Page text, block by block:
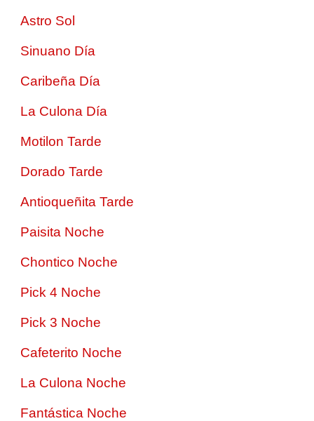
Astro Sol
Sinuano Día
Caribeña Día
La Culona Día
Motilon Tarde
Dorado Tarde
Antioqueñita Tarde
Paisita Noche
Chontico Noche
Pick 4 Noche
Pick 3 Noche
Cafeterito Noche
La Culona Noche
Fantástica Noche